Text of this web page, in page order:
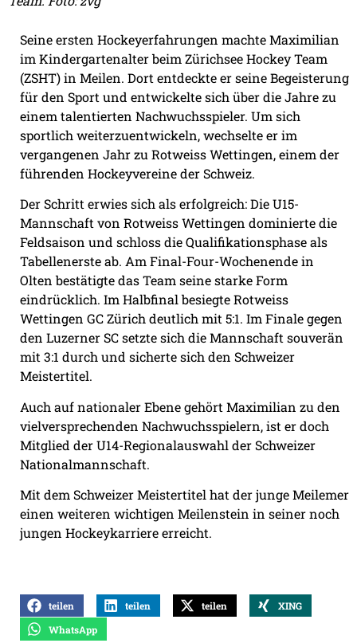
Seine ersten Hockeyerfahrungen machte Maximilian
im Kindergartenalter beim Zürichsee Hockey Team
(ZSHT) in Meilen. Dort entdeckte er seine Begeisterung
für den Sport und entwickelte sich über die Jahre zu
einem talentierten Nachwuchsspieler. Um sich
sportlich weiterzuentwickeln, wechselte er im
vergangenen Jahr zu Rotweiss Wettingen, einem der
führenden Hockeyvereine der Schweiz.
Der Schritt erwies sich als erfolgreich: Die U15-
Mannschaft von Rotweiss Wettingen dominierte die
Feldsaison und schloss die Qualifikationsphase als
Tabellenerste ab. Am Final-Four-Wochenende in
Olten bestätigte das Team seine starke Form
eindrücklich. Im Halbfinal besiegte Rotweiss
Wettingen GC Zürich deutlich mit 5:1. Im Finale gegen
den Luzerner SC setzte sich die Mannschaft souverän
mit 3:1 durch und sicherte sich den Schweizer
Meistertitel.
Auch auf nationaler Ebene gehört Maximilian zu den
vielversprechenden Nachwuchsspielern, ist er doch
Mitglied der U14-Regionalauswahl der Schweizer
Nationalmannschaft.
Mit dem Schweizer Meistertitel hat der junge Meilemer
einen weiteren wichtigen Meilenstein in seiner noch
jungen Hockeykarriere erreicht.
teilen teilen teilen
XING
WhatsApp